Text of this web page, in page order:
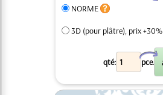
NORME
3D (pour plâtre), prix +30%
qté: pce.
X